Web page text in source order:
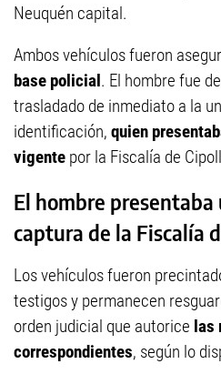
Neuquén capital.
Ambos vehículos fueron
base policial. El hombre fue
trasladado de inmediato a la
identificación, quien
vigente por la Fiscalía de
El hombre presentaba
captura de la Fiscalía
Los vehículos fueron
testigos y permanecen
orden judicial que autorice las
correspondientes, según lo